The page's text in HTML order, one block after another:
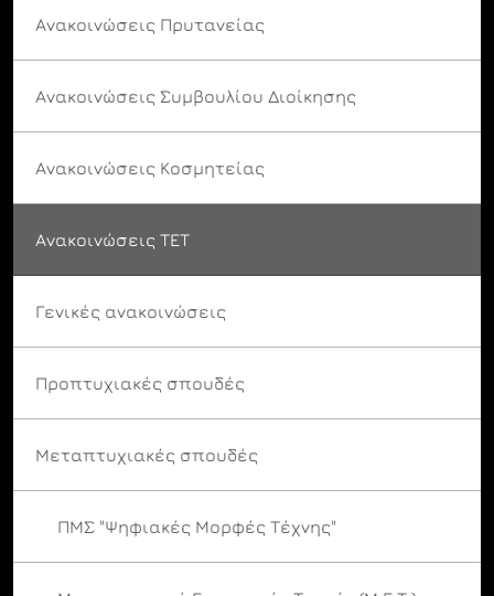
Ανακοινώσεις Πρυτανείας
Ανακοινώσεις Συμβουλίου Διοίκησης
Ανακοινώσεις Κοσμητείας
Ανακοινώσεις ΤΕΤ
Γενικές ανακοινώσεις
Προπτυχιακές σπουδές
Μεταπτυχιακές σπουδές
ΠΜΣ "Ψηφιακές Μορφές Τέχνης"